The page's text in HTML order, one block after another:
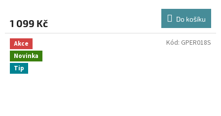
1 099 Kč Do košíku
Akce
Novinka
Tip
Kód: GPER018S